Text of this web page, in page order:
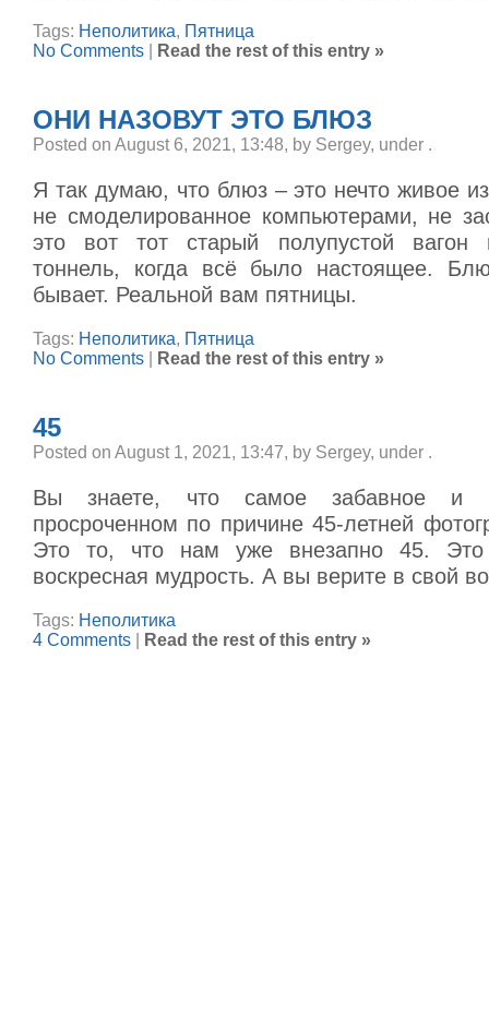
Tags: Неполитика, Пятница
No Comments
Read the rest of this entry »
ОНИ НАЗОВУТ ЭТО БЛЮЗ
Posted on August 6, 2021, 13:48, by Sergey, under .
Я так думаю, что блюз – это нечто живое
не смоделированное компьютерами, не
это вот тот старый полупустой вагон
тоннель, когда всё было настоящее.
бывает. Реальной вам пятницы.
Tags: Неполитика, Пятница
No Comments
Read the rest of this entry »
45
Posted on August 1, 2021, 13:47, by Sergey, under .
Вы знаете, что самое забавное и
просроченном по причине 45-летней
Это то, что нам уже внезапно 45. Это
воскресная мудрость. А вы верите в свой
Tags: Неполитика
4 Comments
Read the rest of this entry »